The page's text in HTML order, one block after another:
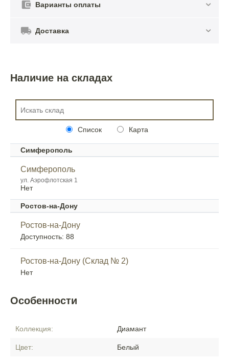
Варианты оплаты
Доставка
Наличие на складах
Список Карта
Симферополь
Симферополь
ул. Аэрофлотская 1
Нет
Ростов-на-Дону
Ростов-на-Дону
Доступность: 88
Ростов-на-Дону (Склад № 2)
Нет
Особенности
Коллекция: Диамант
Цвет: Белый